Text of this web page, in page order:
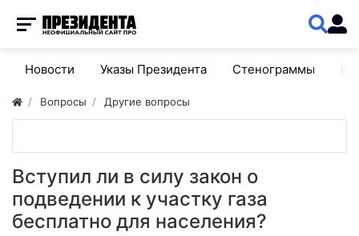
Новости Указы Президента Стенограммы
Вопросы Другие вопросы
Вступил ли в силу закон о
подведении к участку газа
бесплатно для населения?